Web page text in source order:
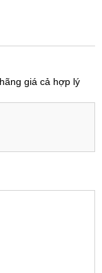
giá cả hợp lý